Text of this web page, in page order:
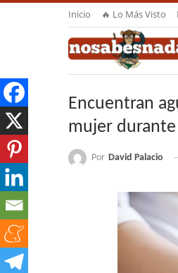
Inicio 🔥 Lo Más Visto
Encuentran
mujer durante
Por David Palacio